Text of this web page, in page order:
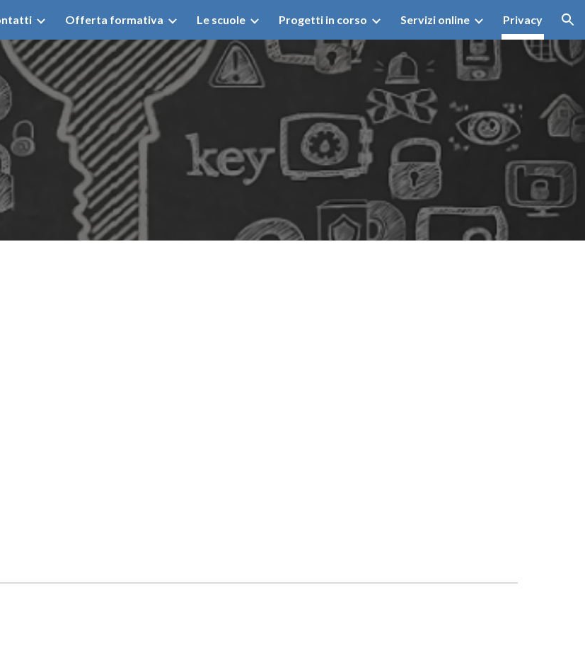
content Skip to navigation
Offerta formativa Le scuole Progetti in corso Servizi online Privacy